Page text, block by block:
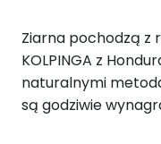
Ziarna pochodzą z
KOLPINGA z
naturalnymi
są godziwie